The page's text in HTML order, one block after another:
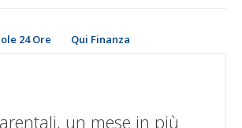
24 Ore Qui Finanza
un mese in più